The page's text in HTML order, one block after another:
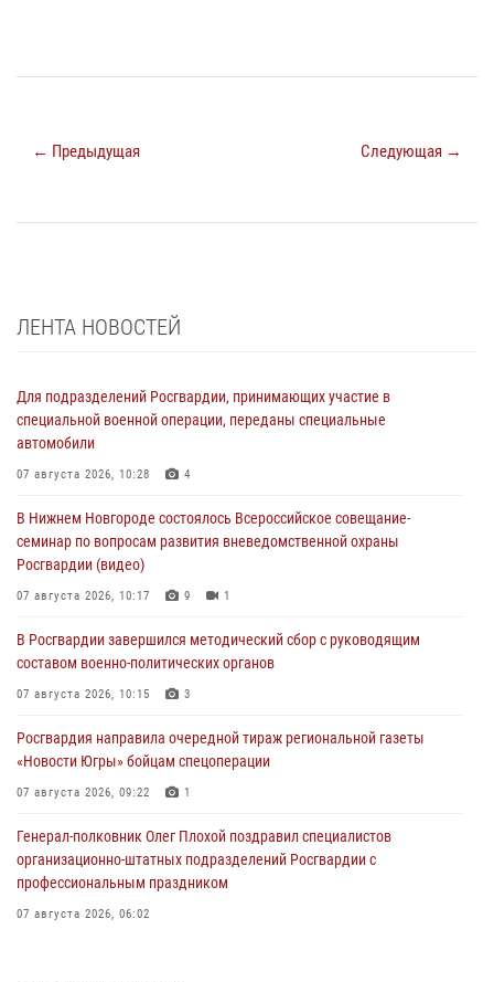
← Предыдущая Следующая →
ЛЕНТА НОВОСТЕЙ
Для подразделений Росгвардии, принимающих участие в
специальной военной операции, переданы специальные
автомобили
07 августа 2026, 10:28 4
В Нижнем Новгороде состоялось Всероссийское совещание-
семинар по вопросам развития вневедомственной охраны
Росгвардии (видео)
07 августа 2026, 10:17 9 1
В Росгвардии завершился методический сбор с руководящим
составом военно-политических органов
07 августа 2026, 10:15 3
Росгвардия направила очередной тираж региональной газеты
«Новости Югры» бойцам спецоперации
07 августа 2026, 09:22 1
Генерал-полковник Олег Плохой поздравил специалистов
организационно-штатных подразделений Росгвардии с
профессиональным праздником
07 августа 2026, 06:02